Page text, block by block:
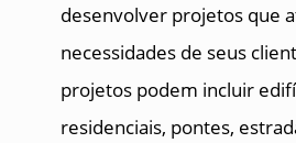
desenvolver projetos que
necessidades de seus
projetos podem incluir
residenciais, pontes,